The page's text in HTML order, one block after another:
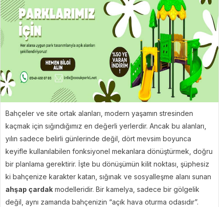
Bahçeler ve site ortak alanları, modern yaşamın stresinden
kaçmak için sığındığımız en değerli yerlerdir. Ancak bu alanları,
yılın sadece belirli günlerinde değil, dört mevsim boyunca
keyifle kullanılabilen fonksiyonel mekanlara dönüştürmek, doğru
bir planlama gerektirir. İşte bu dönüşümün kilit noktası, şüphesiz
ki bahçenize karakter katan, sığınak ve sosyalleşme alanı sunan
ahşap çardak modelleridir. Bir kamelya, sadece bir gölgelik
değil, aynı zamanda bahçenizin “açık hava oturma odasıdır”.